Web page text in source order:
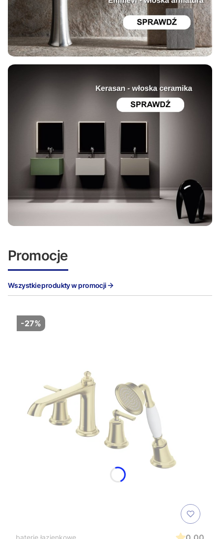
Promocje
Wszystkie produkty w promocji
-27%
baterie łazienkowe